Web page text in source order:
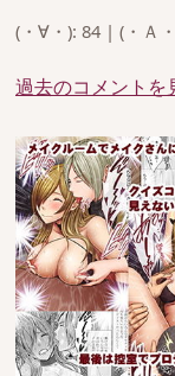
(・∀・): 84 | (・Ａ
過去のコメントを